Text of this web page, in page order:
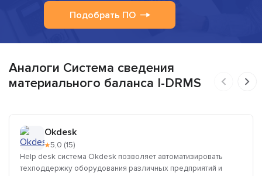
Подобрать ПО
Аналоги Система сведения
материального баланса I-DRMS
Okdesk
★5,0 (15)
Help desk система Okdesk позволяет автоматизировать
техподдержку оборудования различных предприятий и